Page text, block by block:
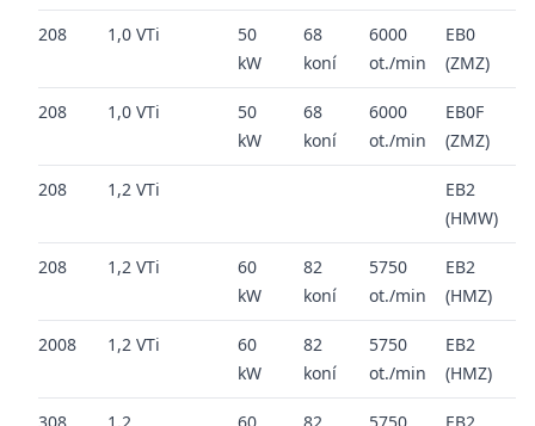
208 1,0 VTi
50
kW
68
koní
6000
ot./min
EB0
(ZMZ)
208 1,0 VTi
50
kW
68
koní
6000
ot./min
EB0F
(ZMZ)
208 1,2 VTi
EB2
(HMW)
208 1,2 VTi
60
kW
82
koní
5750
ot./min
EB2
(HMZ)
2008 1,2 VTi
60
kW
82
koní
5750
ot./min
EB2
(HMZ)